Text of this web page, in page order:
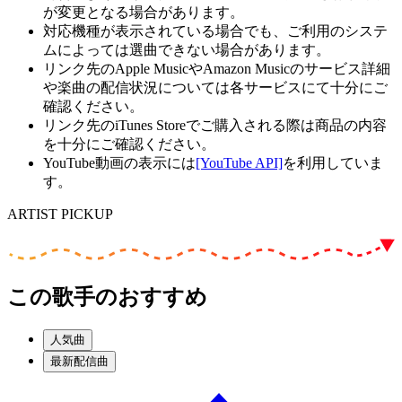
が変更となる場合があります。
対応機種が表示されている場合でも、ご利用のシステ
ムによっては選曲できない場合があります。
リンク先のApple MusicやAmazon Musicのサービス詳細
や楽曲の配信状況については各サービスにて十分にご
確認ください。
リンク先のiTunes Storeでご購入される際は商品の内容
を十分にご確認ください。
YouTube動画の表示には[YouTube API]を利用していま
す。
ARTIST PICKUP
この歌手のおすすめ
人気曲
最新配信曲